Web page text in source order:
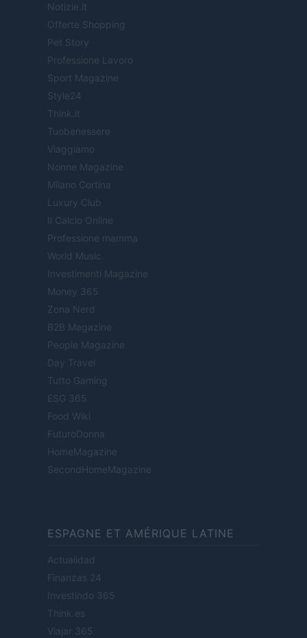
Notizie.it
Offerte Shopping
Pet Story
Professione Lavoro
Sport Magazine
Style24
Think.it
Tuobenessere
Viaggiamo
Nonne Magazine
Milano Cortina
Luxury Club
Il Calcio Online
Professione mamma
World Music
Investimenti Magazine
Money 365
Zona Nerd
B2B Magazine
People Magazine
Day Travel
Tutto Gaming
ESG 365
Food Wiki
FuturoDonna
HomeMagazine
SecondHomeMagazine
ESPAGNE ET AMÉRIQUE LATINE
Actualidad
Finanzas 24
Investindo 365
Think.es
Viajar 365